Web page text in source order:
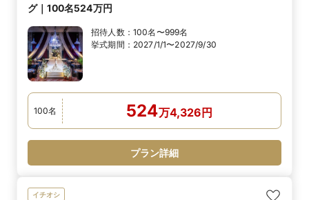
グ｜100名524万円
招待人数： 100名〜999名
挙式期間： 2027/1/1〜2027/9/30
100名 524万4,326円
プラン詳細
イチオシ